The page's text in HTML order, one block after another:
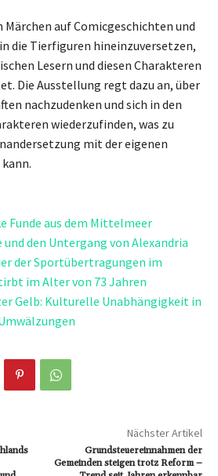
Märchen auf Comicgeschichten und
die Tierfiguren hineinzuversetzen,
Lesern und diesen Charakteren
Die Ausstellung regt dazu an, über
nachzudenken und sich in den
wiederzufinden, was zu
mit der eigenen
Funde aus dem Mittelmeer
den Untergang von Alexandria
der Sportübertragungen im
im Alter von 73 Jahren
Gelb: Kulturelle Unabhängigkeit in
Nächster Artikel
Grundsteuereinnahmen der
Gemeinden steigen trotz Reform –